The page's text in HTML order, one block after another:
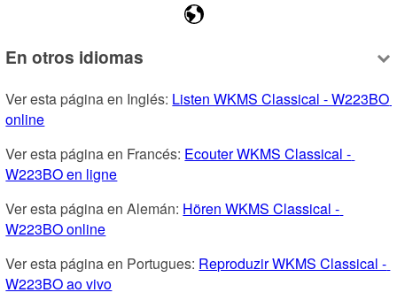
En otros idiomas
Ver esta página en Inglés: Listen WKMS Classical - W223BO
online
Ver esta página en Francés: Ecouter WKMS Classical -
W223BO en ligne
Ver esta página en Alemán: Hören WKMS Classical -
W223BO online
Ver esta página en Portugues: Reproduzir WKMS Classical -
W223BO ao vivo